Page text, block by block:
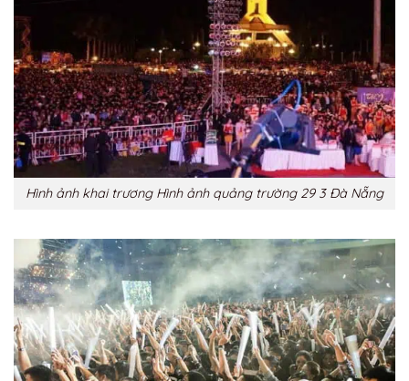
Hình ảnh khai trương Hình ảnh quảng trường 29 3 Đà Nẵng